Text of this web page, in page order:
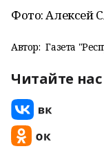
Фото: Алексей
Автор: Газета
Читайте нас